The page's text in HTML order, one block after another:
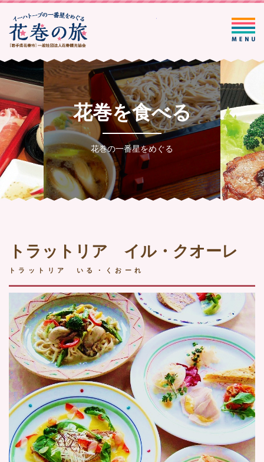
一般社団法人花巻観光協
花巻を食べる
花巻の一番星をめぐる
トラットリア イル・クオーレ
トラットリア いる・くおーれ